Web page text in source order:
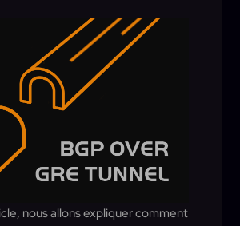
nous allons expliquer comment